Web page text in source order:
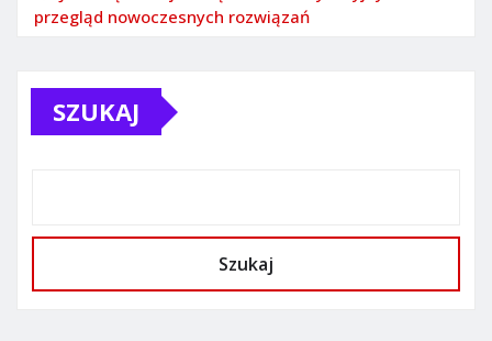
przegląd nowoczesnych rozwiązań
SZUKAJ
Szukaj